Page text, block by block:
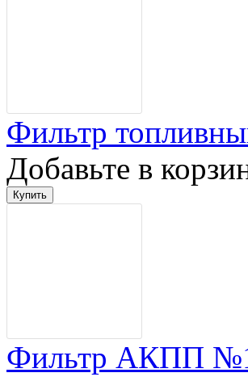
Фильтр
Добавьте в
Фильтр АКПП